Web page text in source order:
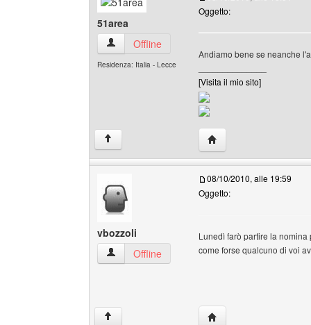
51area
51area Profilo
Offline
Residenza: Italia - Lecce
Oggetto:
Andiamo bene se neanche
[Visita il mio sito]
↑ HomePage: 51area
vbozzoli
vbozzoli Profilo
Offline
08/10/2010, alle 19:59
Oggetto:
Lunedì farò partire la
come forse qualcuno di voi
↑ HomePage: vbozzoli